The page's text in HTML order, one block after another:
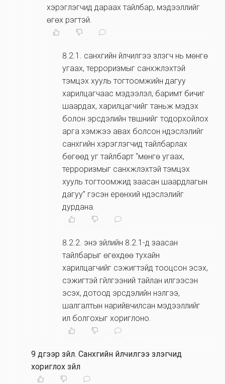
хэрэглэгчид дараах тайлбар, мэдээллийг
өгөх үүрэгтэй.
8.2.1 . cанхүүгийн үйлчилгээ үзүүлэгч нь мөнгө
угаах, терроризмыг санхүүжүүлэхтэй
тэмцэх хууль тогтоомжийн дагуу
харилцагчаас мэдээлэл, баримт бичиг
шаардах, харилцагчийг таньж мэдэх
болон эрсдэлийн түвшнийг тодорхойлох
арга хэмжээ авах болсон үндэслэлийг
санхүүгийн хэрэглэгчид тайлбарлах
бөгөөд уг тайлбарт “мөнгө угаах,
терроризмыг санхүүжүүлэхтэй тэмцэх
хууль тогтоомжид заасан шаардлагын
дагуу” гэсэн ерөнхий үндэслэлийг
дурдана.
8.2.2. энэ зүйлийн 8.2.1-д заасан
тайлбарыг өгөхдөө тухайн
харилцагчийг сэжигтэйд тооцсон эсэх,
сэжигтэй гүйлгээний тайлан илгээсэн
эсэх, дотоод эрсдэлийн үнэлгээ,
шалгалтын нарийвчилсан мэдээллийг
ил болгохыг хориглоно.
9 дүгээр зүйл. Санхүүгийн үйлчилгээ үзүүлэгчид
хориглох зүйл